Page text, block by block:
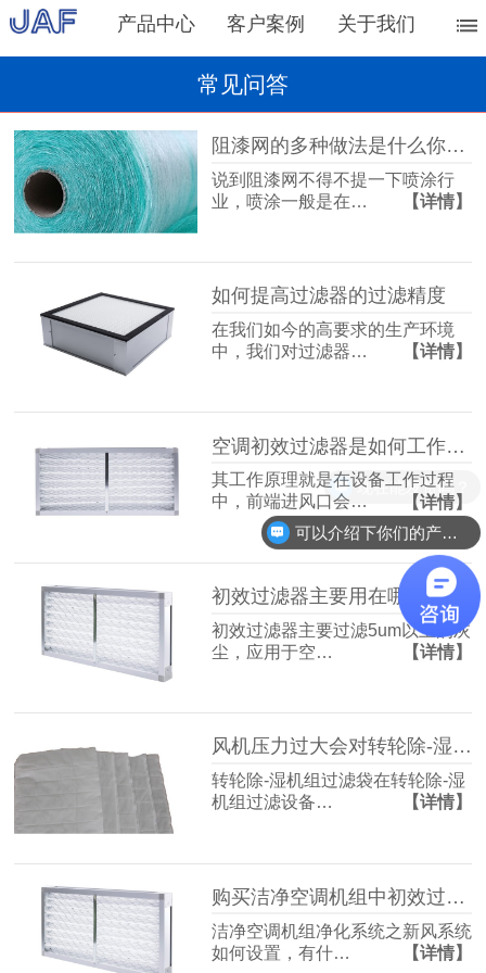
产品中心 客户案例 关于我们
常见问答
阻漆网的多种做法是什么你知道吗？
说到阻漆网不得不提一下喷涂行
业，喷涂一般是在…
【详情】
如何提高过滤器的过滤精度
在我们如今的高要求的生产环境
中，我们对过滤器…
【详情】
空调初效过滤器是如何工作的呢？
其工作原理就是在设备工作过程
中，前端进风口会…
【详情】
初效过滤器主要用在哪些地方
初效过滤器主要过滤5um以上的灰
尘，应用于空…
【详情】
风机压力过大会对转轮除-湿机组过滤袋造成影响吗
转轮除-湿机组过滤袋在转轮除-湿
机组过滤设备…
【详情】
购买洁净空调机组中初效过滤器需要注意什么
洁净空调机组净化系统之新风系统
如何设置，有什…
【详情】
可以介绍下你们的产品么？
现在能发货吗？